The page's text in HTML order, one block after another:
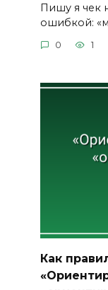
Пишу я чек
ошибкой:
0 1
Как